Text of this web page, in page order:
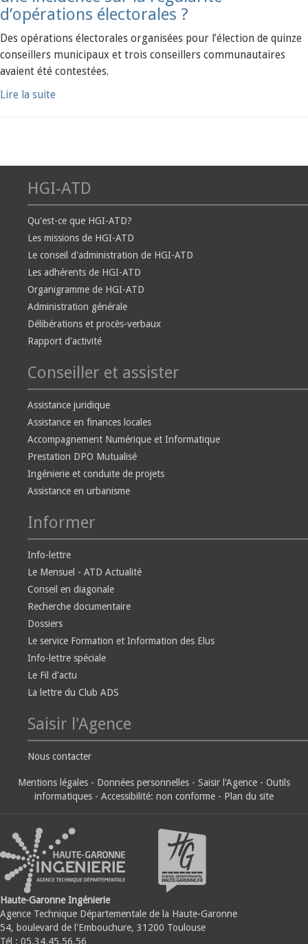
d’opérations électorales ?
Des opérations électorales organisées pour l’élection de quinze
conseillers municipaux et trois conseillers communautaires
avaient été contestées.
Lire la suite
HGI-ATD
Qu'est-ce que HGI-ATD?
Les missions de HGI-ATD
Le conseil d'administration de HGI-ATD
Les adhérents de HGI-ATD
Organigramme de HGI-ATD
Administration générale
Délibérations et procès-verbaux
Rapport d'activité
Conseiller et assister
Assistance juridique
Assistance en finances locales
Accompagnement Numérique et Informatique
Prestation DPO Mutualisé
Ingénierie et conduite de projets
Assistance en urbanisme
Informer
Info-lettre
Le Mensuel - ATD Actualité
Conseil en diagonale
Recherche documentaire
Dossiers
Le service Formation et Information des Elus
Info-lettre spéciale
Le Fil d'actu
La lettre du Club ADS
Saisir l'Agence
Nous contacter
Mentions légales - Données personnelles - Saisir l'Agence - Outils
informatiques - Accessibilité: non conforme - Plan du site
Haute-Garonne Ingénierie
Agence Technique Départementale de la Haute-Garonne
54, boulevard de l'Embouchure, 31200 Toulouse
Tél : 05.34.45.56.56